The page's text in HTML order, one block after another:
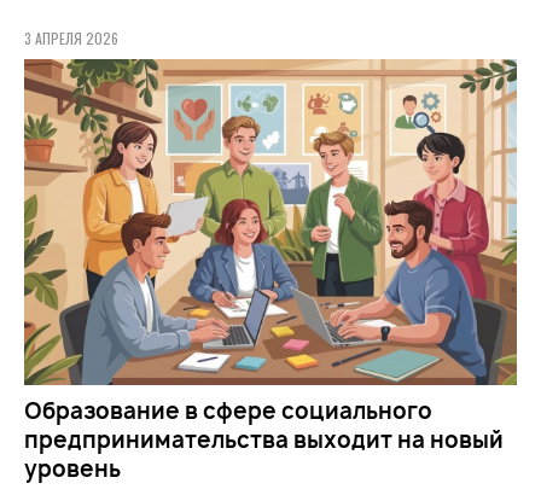
3 АПРЕЛЯ 2026
Образование в сфере социального
предпринимательства выходит на новый
уровень